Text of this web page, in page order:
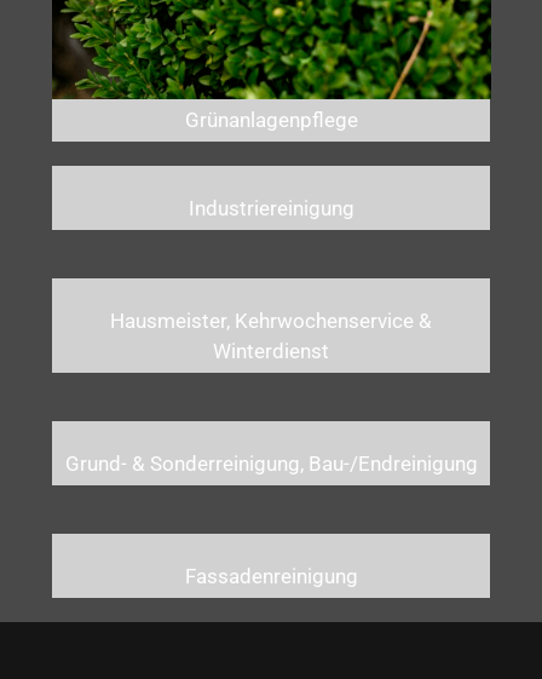
Grünanlagenpflege
Industriereinigung
Hausmeister, Kehrwochenservice &
Winterdienst
Grund- & Sonderreinigung, Bau-/Endreinigung
Fassadenreinigung